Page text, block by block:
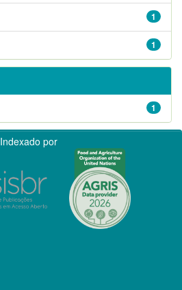
1
1
1
Indexado por